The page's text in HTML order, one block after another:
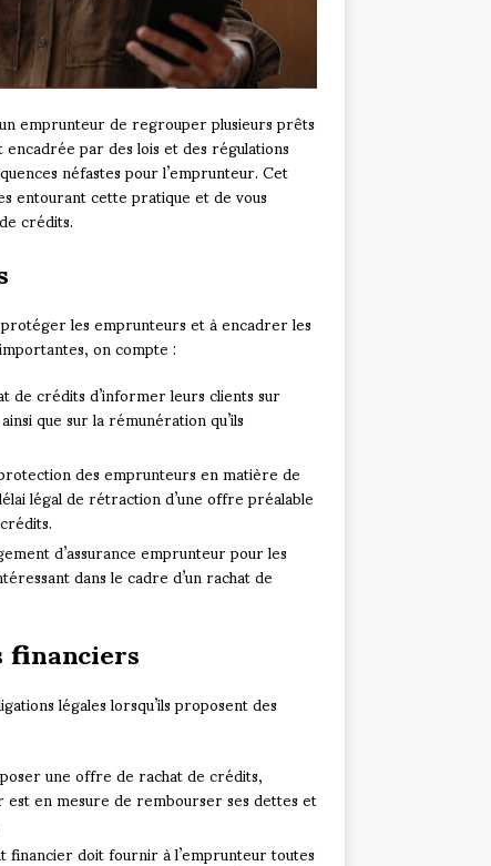
emprunteur de regrouper plusieurs prêts
par des lois et des régulations
néfastes pour l’emprunteur. Cet
entourant cette pratique et de vous
crédits.
les emprunteurs et à encadrer les
on compte :
de crédits d’informer leurs clients sur
que sur la rémunération qu’ils
des emprunteurs en matière de
légal de rétraction d’une offre préalable
d’assurance emprunteur pour les
dans le cadre d’un rachat de
légales lorsqu’ils proposent des
une offre de rachat de crédits,
est en mesure de rembourser ses dettes et
doit fournir à l’emprunteur toutes